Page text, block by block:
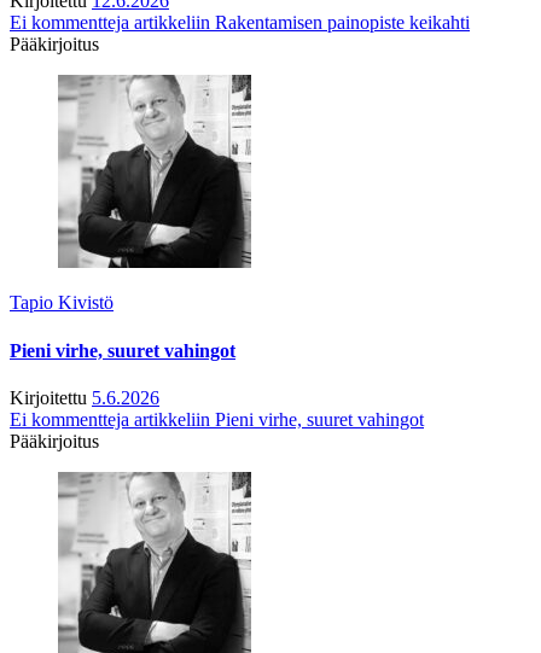
Ei kommentteja artikkeliin Rakentamisen painopiste keikahti
Pääkirjoitus
Tapio Kivistö
Pieni virhe, suuret vahingot
Kirjoitettu 5.6.2026
Ei kommentteja artikkeliin Pieni virhe, suuret vahingot
Pääkirjoitus